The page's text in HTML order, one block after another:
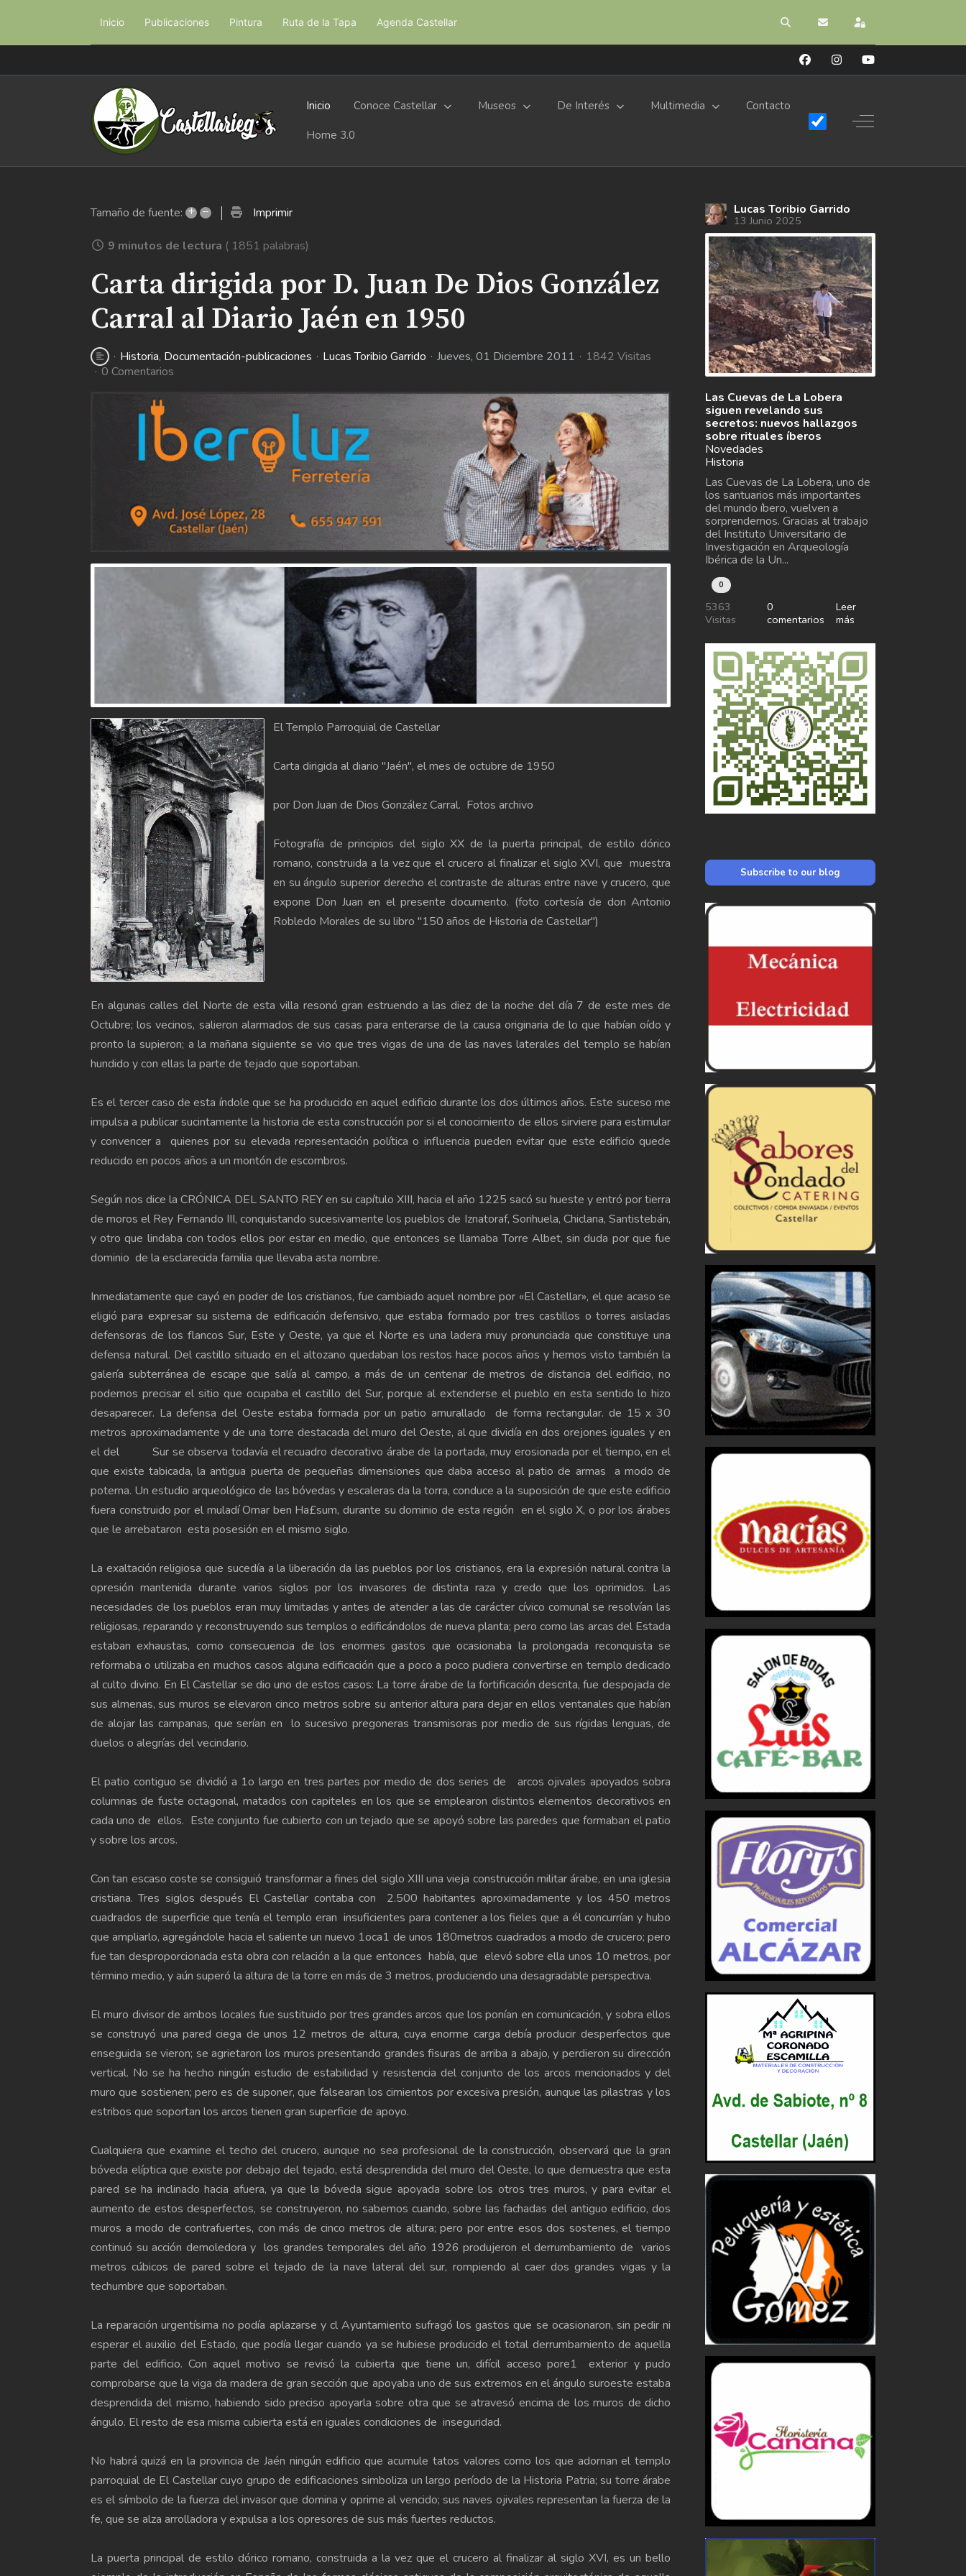
Inicio Publicaciones Pintura Ruta de la Tapa Agenda Castellar Buscar Suscribirse a las
Registrarse
Inicio Conoce Castellar Museos De Interés Multimedia Contacto
Home 3.0
Off-Canvas Toggle
Tamaño de fuente: + – Imprimir
9 minutos de lectura ( 1851 palabras)
Carta dirigida por D. Juan De Dios González
Carral al Diario Jaén en 1950
Historia Documentación-publicaciones Lucas Toribio Garrido Jueves, 01 Diciembre 2011
1842 Visitas
0 Comentarios
El Templo Parroquial de Castellar
Carta dirigida al diario "Jaén", el mes de octubre de 1950
por Don Juan de Dios González Carral. Fotos archivo
Fotografía de principios del siglo XX de la puerta principal, de estilo dórico
romano, construida a la vez que el crucero al finalizar el siglo XVI, que muestra
en su ángulo superior derecho el contraste de alturas entre nave y crucero, que
expone Don Juan en el presente documento. (foto cortesía de don Antonio
Robledo Morales de su libro "150 años de Historia de Castellar")
En algunas calles del Norte de esta villa resonó gran estruendo a las diez de la noche del día 7 de este mes de
Octubre; los vecinos, salieron alarmados de sus casas para enterarse de la causa originaria de lo que habían oído y
pronto la supieron; a la mañana siguiente se vio que tres vigas de una de las naves laterales del templo se habían
hundido y con ellas la parte de tejado que soportaban.
Es el tercer caso de esta índole que se ha producido en aquel edificio durante los dos últimos años. Este suceso me
impulsa a publicar sucintamente la historia de esta construcción por si el conocimiento de ellos sirviere para estimular
y convencer a quienes por su elevada representación política o influencia pueden evitar que este edificio quede
reducido en pocos años a un montón de escombros.
Según nos dice la CRÓNICA DEL SANTO REY en su capítulo XIII, hacia el año 1225 sacó su hueste y entró por tierra
de moros el Rey Fer­nando III, conquistando sucesivamente los pueblos de Iznatoraf, Sorihuela, Chiclana, Santistebán,
y otro que lindaba con todos ellos por estar en medio, que entonces se llamaba Torre Albet, sin duda por que fue
dominio de la esclarecida familia que lleva­ba asta nombre.
Inmediatamente que cayó en poder de los cristianos, fue cambiado aquel nombre por «El Castellar», el que acaso se
eligió para expresar su sistema de edificación defensivo, que estaba formado por tres castillos o torres aisladas
defensoras de los flancos Sur, Este y Oeste, ya que el Norte es una ladera muy pronunciada que constituye una
defensa natural. Del castillo situado en el altozano quedaban los restos hace pocos años y hemos visto también la
galería subterránea de escape que salía al campo, a más de un centenar de metros de distancia del edificio, no
podemos precisar el sitio que ocupaba el castillo del Sur, porque al extenderse el pueblo en esta sentido lo hizo
desaparecer. La defensa del Oeste estaba formada por un patio amurallado de forma rectangular. de 15 x 30
metros aproximadamente y de una torre destacada del muro del Oeste, al que dividía en dos orejones iguales y en
el del Sur se observa todavía el recuadro decorativo árabe de la portada, muy erosionada por el tiempo, en el
que existe tabicada, la antigua puerta de pequeñas dimensiones que daba acceso al patio de armas a modo de
poterna. Un estudio arqueológico de las bóvedas y escaleras da la torra, conduce a la suposición de que este edificio
fuera construido por el muladí Omar ben Ha£sum, durante su dominio de esta región en el siglo X, o por los árabes
que le arrebataron esta posesión en el mismo siglo.
La exaltación religiosa que sucedía a la liberación da las pueblos por los cristianos, era la expresión natural contra la
opresión mantenida durante varios siglos por los invasores de distinta raza y credo que los oprimidos. Las
necesidades de los pueblos eran muy limitadas y antes de atender a las de carácter cívico comunal se resolvían las
religiosas, reparando y reconstruyendo sus templos o edificándolos de nueva planta; pero corno las arcas del Estada
estaban exhaustas, como consecuencia de los enormes gastos que ocasionaba la prolongada reconquista se
reformaba o utilizaba en muchos casos alguna edificación que a poco a poco pudiera convertirse en templo dedicado
al culto divino. En El Castellar se dio uno de estos casos: La torre árabe de la fortificación descrita, fue despojada de
sus almenas, sus muros se elevaron cinco metros sobre su anterior altura para dejar en ellos ventanales que habían
de alojar las campanas, que serían en lo sucesivo pregoneras transmisoras por medio de sus rígidas lenguas, de
duelos o alegrías del vecindario.
El patio contiguo se dividió a 1o largo en tres partes por medio de dos series de arcos ojivales apoyados sobra
columnas de fuste octagonal, matados con capiteles en los que se emplearon distintos elementos decorativos en
cada uno de ellos. Este conjunto fue cubierto con un tejado que se apoyó sobre las paredes que formaban el patio
y sobre los arcos.
Con tan escaso coste se consiguió transformar a fines del siglo XIII una vieja construcción militar árabe, en una iglesia
cristiana. Tres siglos después El Castellar contaba con 2.500 habitantes aproximadamente y los 450 metros
cuadrados de superficie que tenía el templo eran insuficientes para contener a los fieles que a él concurrían y hubo
que ampliarlo, agregándole hacia el saliente un nuevo 1oca1 de unos 180metros cua­drados a modo de crucero; pero
fue tan desproporcionada esta obra con relación a la que entonces había, que elevó sobre ella unos 10 metros, por
término medio, y aún superó la altura de la torre en más de 3 metros, produciendo una desagradable perspectiva.
El muro divisor de ambos locales fue sustituido por tres grandes arcos que los ponían en comunicación, y sobra ellos
se construyó una pared ciega de unos 12 metros de altura, cuya enorme carga debía producir desperfectos que
enseguida se vieron; se agrietaron los muros presentando grandes fisuras de arriba a abajo, y perdieron su dirección
vertical. No se ha hecho ningún estudio de estabilidad y resistencia del conjunto de los arcos mencionados y del
muro que sostienen; pero es de supo­ner, que falsearan los cimientos por excesiva pre­sión, aunque las pilastras y los
estribos que soportan los arcos tienen gran superficie de apoyo.
Cualquiera que examine el techo del crucero, aunque no sea profesional de la construcción, observará que la gran
bóveda elíptica que existe por debajo del tejado, está desprendida del muro del Oeste, lo que demuestra que esta
pared se ha inclinado hacia afuera, ya que la bóveda sigue apoyada sobre los otros tres muros, y para evitar el
aumento de estos desperfectos, se construyeron, no sabemos cuando, sobre las fachadas del antiguo edificio, dos
muros a modo de contrafuertes, con más de cinco metros de altura; pero por entre esos dos sostenes, el tiempo
continuó su acción demoledora y los grandes temporales del año 1926 produjeron el derrumbamiento de varios
metros cúbicos de pared sobre el tejado de la nave lateral del sur, rompiendo al caer dos grandes vigas y la
techumbre que soportaban.
La reparación urgentísima no podía aplazarse y cl Ayuntamiento sufragó los gastos que se ocasionaron, sin pedir ni
esperar el auxilio del Estado, que podía llegar cuando ya se hubiese producido el total derrumbamiento de aquella
parte del edificio. Con aquel motivo se revisó la cubierta que tiene un, difícil acceso pore1 exterior y pudo
comprobarse que la viga da madera de gran sección que apoyaba uno de sus extremos en el ángulo suroeste estaba
desprendida del mismo, habiendo sido preciso apoyarla sobre otra que se atravesó encima de los muros de dicho
ángulo. El resto de esa misma cubierta está en iguales condiciones de inseguridad.
No habrá quizá en la provincia de Jaén ningún edificio que acumule tatos valores como los que adornan el templo
parroquial de El Castellar cuyo grupo de edificaciones simboliza un largo período de la Historia Patria; su torre árabe
es el símbolo de la fuerza del invasor que domina y oprime al vencido; sus naves ojivales representan la fuerza de la
fe, que se alza arrolladora y expulsa a los opresores de sus más fuertes reductos.
La puerta principal de estilo dórico romano, construida a la vez que el crucero al finalizar al siglo XVI, es un bello
Lucas Toribio Garrido
13 Junio 2025
Las Cuevas de La Lobera
siguen revelando sus
secretos: nuevos hallazgos
sobre rituales íberos
Novedades
Historia
Las Cuevas de La Lobera, uno de
los santuarios más importantes
del mundo íbero, vuelven a
sorprendernos. Gracias al trabajo
del Instituto Universitario de
Investigación en Arqueología
Ibérica de la Un...
0
5363
Visitas
0
comentarios
Leer
más
Subscribe to our blog